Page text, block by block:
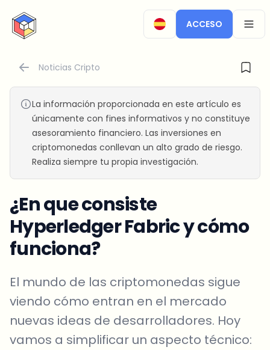
CryptoTicker
ACCESO
Noticias Cripto
La información proporcionada en este artículo es
únicamente con fines informativos y no constituye
asesoramiento financiero. Las inversiones en
criptomonedas conllevan un alto grado de riesgo.
Realiza siempre tu propia investigación.
¿En que consiste
Hyperledger Fabric y cómo
funciona?
El mundo de las criptomonedas sigue
viendo cómo entran en el mercado
nuevas ideas de desarrolladores. Hoy
vamos a simplificar un aspecto técnico: